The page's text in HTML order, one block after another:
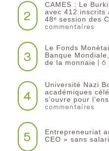
2
CAMES : Le
avec 412 inscrits
48ᵉ session des
commentaires
3
Le Fonds
Banque
de la monnaie | 6
4
Université Nazi
académiques
s’ouvre pour
commentaires
5
Entrepreneuriat
CEO » sans